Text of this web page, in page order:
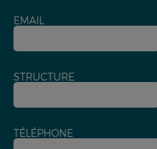
EMAIL
STRUCTURE
TÉLÉPHONE